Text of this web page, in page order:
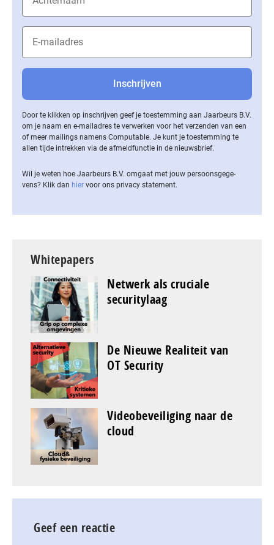
Door te klikken op inschrijven geef je toestemming aan Jaarbeurs B.V.
om je naam en e-mailadres te verwerken voor het verzenden van een
of meer mailings namens Computable. Je kunt je toestemming te
allen tijde intrekken via de af­meld­func­tie in de nieuwsbrief.
Wil je weten hoe Jaarbeurs B.V. omgaat met jouw per­soons­ge­ge­
vens? Klik dan hier voor ons privacy statement.
Whitepapers
Netwerk als cruciale
securitylaag
De Nieuwe Realiteit van
OT Security
Videobeveiliging naar de
cloud
Geef een reactie